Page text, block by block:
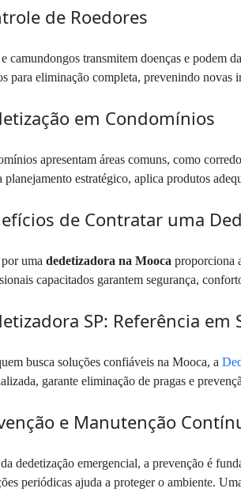
de Roedores
camundongos transmitem doenças e podem
para eliminação completa, prevenindo novas
em Condomínios
apresentam áreas comuns, como
planejamento estratégico, aplica produtos
de Contratar uma
uma dedetizadora na Mooca proporciona
capacitados garantem segurança,
SP: Referência em
busca soluções confiáveis na Mooca, a
garante eliminação de pragas e
e Manutenção
dedetização emergencial, a prevenção é
periódicas ajuda a proteger o ambiente.